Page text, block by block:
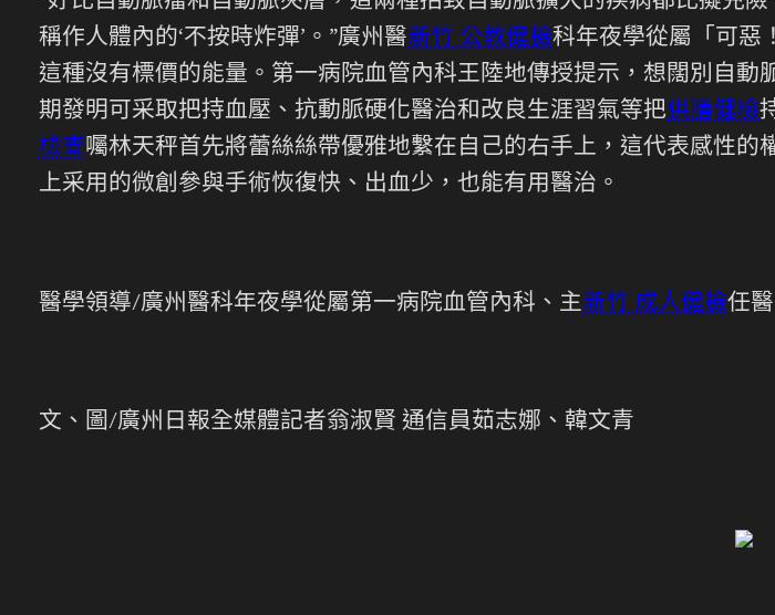
稱作人體內的‘不按時炸彈’。”廣州醫新竹 公教健檢科年夜學從屬「可惡
這種沒有標價的能量。第一病院血管內科王陸地傳授提示，想闊別自
期發明可采取把持血壓、抗動脈硬化醫治和改良生涯習氣等把供膳健檢
檢查囑林天秤首先將蕾絲絲帶優雅地繫在自己的右手上，這代表感性
上采用的微創參與手術恢復快、出血少，也能有用醫治。
醫學領導/廣州醫科年夜學從屬第一病院血管內科、主新竹 成人健檢任
文、圖/廣州日報全媒體記者翁淑賢 通信員茹志娜、韓文青